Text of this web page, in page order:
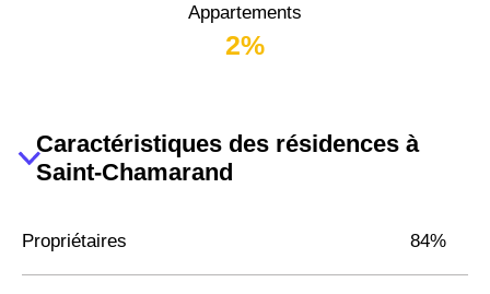
Appartements
2%
Caractéristiques des résidences à
Saint-Chamarand
Propriétaires 84%